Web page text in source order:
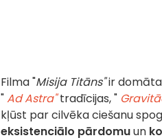
Filma "Misija Titāns"ir domāta
"Ad Astra"tradīcijas, "
kļūst par cilvēka ciešanu
eksistenciālo pārdomuun